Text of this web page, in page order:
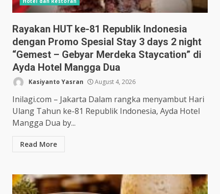
Rayakan HUT ke-81 Republik Indonesia
dengan Promo Spesial Stay 3 days 2 night
“Gemest – Gebyar Merdeka Staycation” di
Ayda Hotel Mangga Dua
Kasiyanto Yasran August 4, 2026
Inilagi.com – Jakarta Dalam rangka menyambut Hari
Ulang Tahun ke-81 Republik Indonesia, Ayda Hotel
Mangga Dua by...
Read More